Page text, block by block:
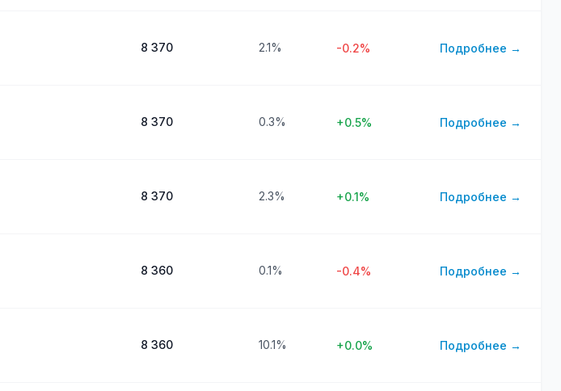
8 370 2.1% -0.2% Подробнее →
8 370 0.3% +0.5% Подробнее →
8 370 2.3% +0.1% Подробнее →
8 360 0.1% -0.4% Подробнее →
8 360 10.1% +0.0% Подробнее →